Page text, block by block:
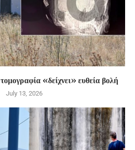
«δείχνει» ευθεία βολή
July 13, 2026